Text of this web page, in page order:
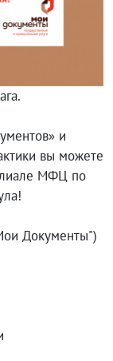
и
вы можете
МФЦ по
Документы")